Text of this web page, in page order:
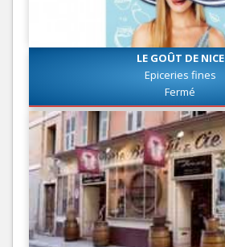
LE GOÛT DE NICE
Epiceries fines
Fermé